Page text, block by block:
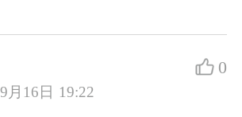
月16日 19:22
0